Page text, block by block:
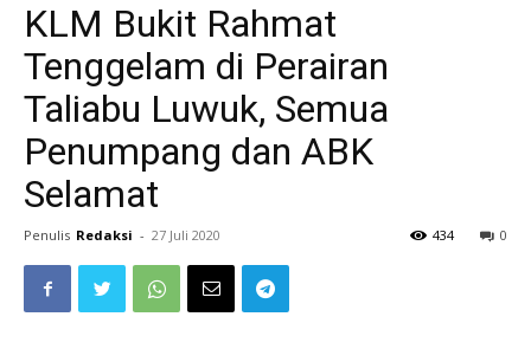
KLM Bukit Rahmat
Tenggelam di Perairan
Taliabu Luwuk, Semua
Penumpang dan ABK
Selamat
Penulis Redaksi - 27 Juli 2020 0
434